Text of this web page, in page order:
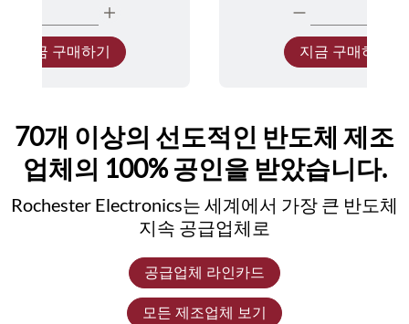
지금 구매하기 지금 구매하기
70개 이상의 선도적인 반도체 제조
업체의 100% 공인을 받았습니다.
Rochester Electronics는 세계에서 가장 큰 반도체
지속 공급업체로
공급업체 라인카드
모든 제조업체 보기